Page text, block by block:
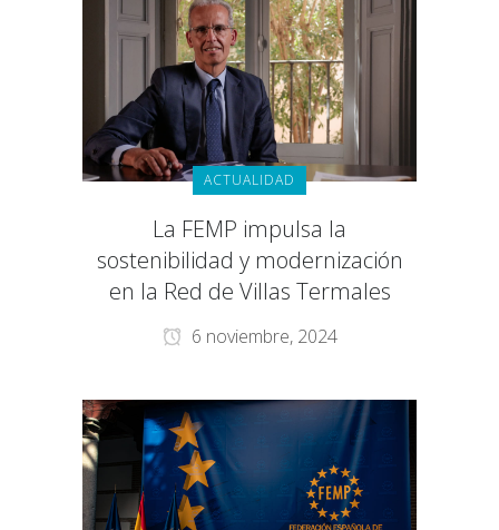
ACTUALIDAD
La FEMP impulsa la
sostenibilidad y modernización
en la Red de Villas Termales
6 noviembre, 2024